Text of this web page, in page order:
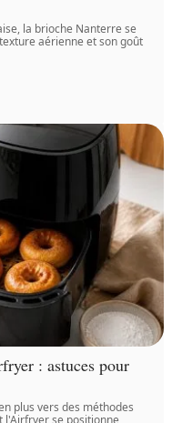
la brioche Nanterre se
aérienne et son goût
: astuces pour
plus vers des méthodes
l'Airfryer se positionne